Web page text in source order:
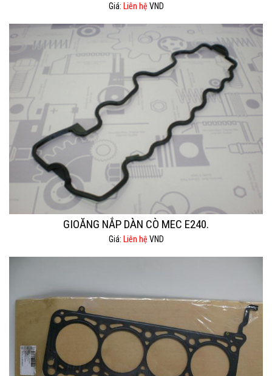
Giá: Liên hệ VND
GIOĂNG NẮP DÀN CÒ MEC E240.
Giá: Liên hệ VND